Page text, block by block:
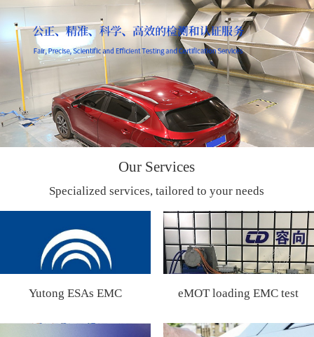
Our Services
Specialized services, tailored to your needs
Yutong ESAs EMC
eMOT loading EMC test